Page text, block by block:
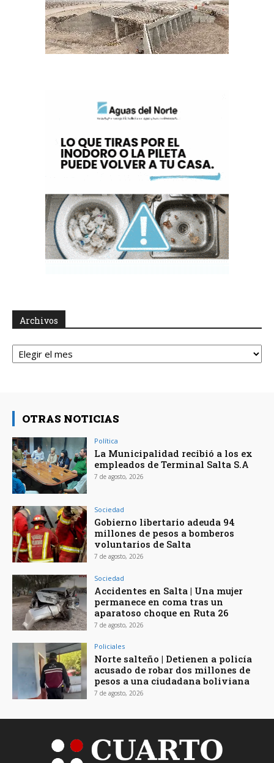
Archivos
Archivos
OTRAS NOTICIAS
Política
La Municipalidad recibió a los ex
empleados de Terminal Salta S.A
7 de agosto, 2026
Sociedad
Gobierno libertario adeuda 94
millones de pesos a bomberos
voluntarios de Salta
7 de agosto, 2026
Sociedad
Accidentes en Salta | Una mujer
permanece en coma tras un
aparatoso choque en Ruta 26
7 de agosto, 2026
Policiales
Norte salteño | Detienen a policía
acusado de robar dos millones de
pesos a una ciudadana boliviana
7 de agosto, 2026